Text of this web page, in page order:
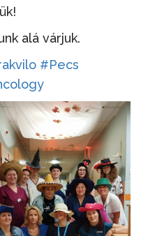
alá várjuk.
#Pecs